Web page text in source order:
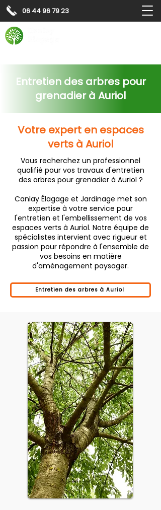
06 44 96 79 23
Entretien des arbres pour
grenadier à Auriol
Votre expert en espaces
verts à Auriol
Vous recherchez un professionnel
qualifié pour vos travaux d'entretien
des arbres pour grenadier à Auriol ?
Canlay Élagage et Jardinage met son
expertise à votre service pour
l'entretien et l'embellissement de vos
espaces verts à Auriol. Notre équipe de
spécialistes intervient avec rigueur et
passion pour répondre à l'ensemble de
vos besoins en matière
d'aménagement paysager.
Entretien des arbres à Auriol